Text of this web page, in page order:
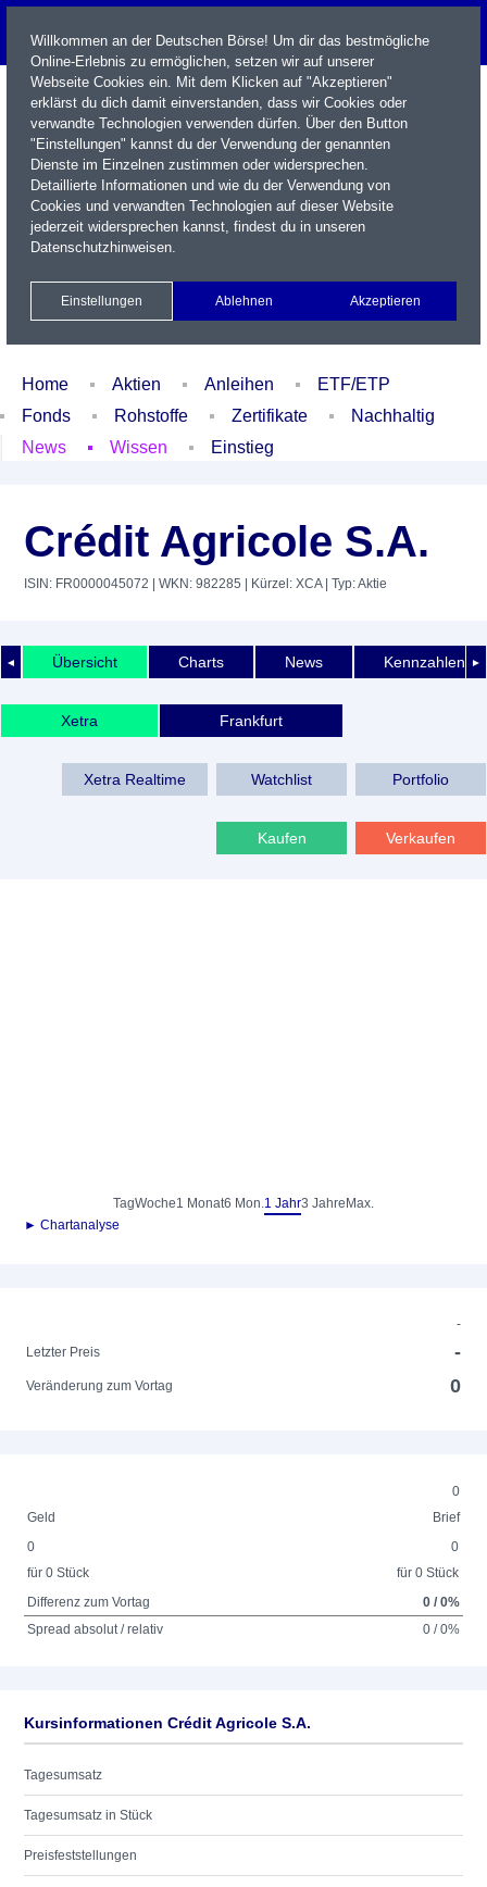
Name / WKN / ISIN / Kürzel
Xetra Realtime
Watchlist Portfolio Login
Home Aktien Anleihen
ETF/ETP
Fonds
Rohstoffe Zertifikate
Nachhaltig
News
Wissen Einstieg
Crédit Agricole S.A.
ISIN: FR0000045072 | WKN: 982285 | Kürzel: XCA| Typ: Aktie
◄ ►
Übersicht Charts News Kennzahlen
Xetra Frankfurt
Xetra Realtime Watchlist Portfolio
Kaufen Verkaufen
TagWoche1 Monat6 Mon.1 Jahr3 Jahre Max.
► Chartanalyse
-
Letzter Preis
-
Veränderung zum Vortag 0
0
Geld
Brief
0
für 0 Stück
0
für 0 Stück
Differenz zum Vortag
0 / 0%
Spread absolut / relativ
0 / 0%
Kursinformationen Crédit Agricole S.A.
Tagesumsatz
Tagesumsatz in Stück
Preisfeststellungen
Willkommen an der Deutschen Börse! Um dir das bestmögliche
Online-Erlebnis zu ermöglichen, setzen wir auf unserer
Webseite Cookies ein. Mit dem Klicken auf "Akzeptieren"
erklärst du dich damit einverstanden, dass wir Cookies oder
verwandte Technologien verwenden dürfen. Über den Button
"Einstellungen" kannst du der Verwendung der genannten
Dienste im Einzelnen zustimmen oder widersprechen.
Detaillierte Informationen und wie du der Verwendung von
Cookies und verwandten Technologien auf dieser Website
jederzeit widersprechen kannst, findest du in unseren
Datenschutzhinweisen.
Einstellungen Ablehnen Akzeptieren